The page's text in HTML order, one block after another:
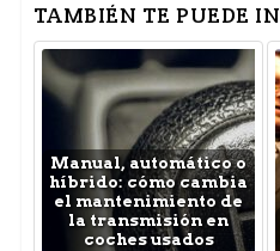
TAMBIÉN TE PUEDE
Manual, automático o
híbrido: cómo cambia
el mantenimiento de
la transmisión en
coches usados